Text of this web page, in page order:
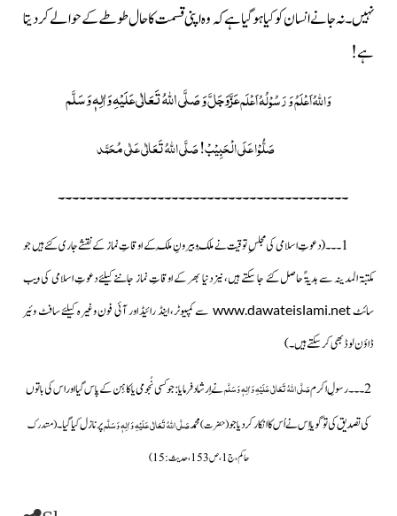
نہیں۔نہ جانے انسان کو کیا ہوگیا ہے کہ وہ اپنی قسمت کا حال طوطے کے حوالے کردیتا
ہے!
وَاللہُ اَعْلَمُ وَ رَسُوْلُہُ اَعْلَمعَزَّوَجَلَّوَصَلَّی اللّٰہُ تَعَالٰی عَلَیْہِ وَاٰلِہٖ وَسَلَّم
صَلُّوْا عَلَی الْحَبِیْبْ!صَلَّی اللہُ تَعَالٰی عَلٰی مُحَمَّد
۔۔۔۔۔۔۔۔۔۔۔۔۔۔۔۔۔۔۔۔۔۔۔۔۔۔۔۔۔۔۔۔۔۔۔۔۔۔۔۔۔
1۔۔۔
(دعوتِ اسلامی کی مجلسِ توقیت نے مُلک وبیرونِ مُلک کے اوقاتِ نماز کے نقشے جاری کئے ہیں جو
مکتبۃ المدینہ سے ہدیۃً حاصل کئے جا سکتے ہیں، نیز دنیا بھر کے اوقاتِ نماز جاننے کیلئے دعوتِ اسلامی کی ویب
سائٹwww.dawateislami.net سے کمپیوٹر، اینڈ رائیڈ اور آئی فون وغیرہ کیلئے سافٹ وئیر
ڈاؤن لوڈ بھی کر سکتے ہیں۔)
2۔۔۔رسولِ اکرم صَلَّی اللّٰہُ تَعَالٰی عَلَیْہِ وَاٰلِہٖ وَسَلَّمنے اِرشاد فرمایا: جو کسی نُجومی یا کاہِن کے پاس گیا اور اس کی باتوں
کی تصدیق کی تو گویا اِس نے اُس کا انکار کر دیا جو(حضرت)محمدصَلَّی اللّٰہُ تَعَالٰی عَلَیْہِ وَاٰلِہٖ وَسَلَّمپر نازل کیا گیا۔(مستدرک
حاکم،ج1، ص153، حدیث: 15)